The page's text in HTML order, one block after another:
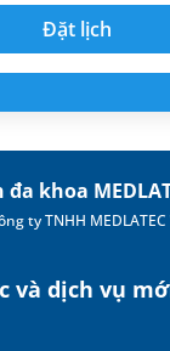
Đặt lịch
khoa
ty TNHH
và dịch vụ